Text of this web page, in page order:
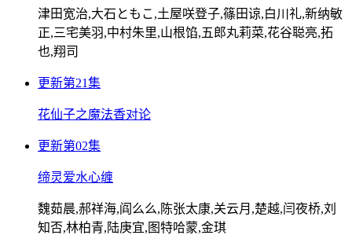
津田宽治,大石ともこ,土屋咲登子,篠田谅,白川礼,新纳敏
正,三宅美羽,中村朱里,山根馅,五郎丸莉菜,花谷聪亮,拓
也,翔司
更新第21集
花仙子之魔法香对论
更新第02集
缔灵爱水心缠
魏茹晨,郝祥海,阎么么,陈张太康,关云月,楚越,闫夜桥,刘
知否,林柏青,陆庚宜,图特哈蒙,金琪